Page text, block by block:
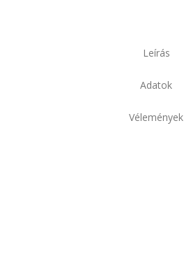
Leírás
Adatok
Vélemények